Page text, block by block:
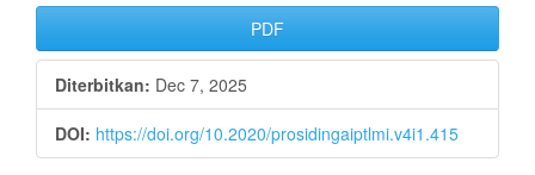
PDF
Diterbitkan: Dec 7, 2025
DOI: https://doi.org/10.2020/prosidingaiptlmi.v4i1.415